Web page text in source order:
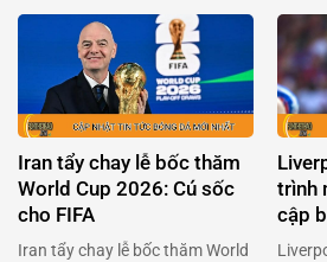
hạng, Neymar đã khiến cả Brazil
phải thán phục với quyết định
táo bạo: trở lại sân cỏ dù đang
dính chấn thương nặng. Anh
không chỉ đơn thuần là một ngôi
sao bóng đá, mà còn là …
kỳ
bây
việc
khi
Iran tẩy chay lễ bốc thăm
World Cup 2026: Cú sốc
cho FIFA
Iran tẩy chay lễ bốc thăm World
trình
cập